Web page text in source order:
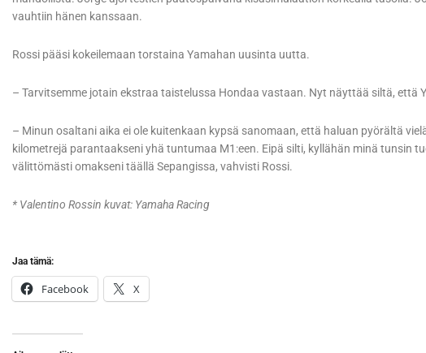
vauhtiin hänen kanssaan.
Rossi pääsi kokeilemaan torstaina Yamahan uusinta uutta.
– Tarvitsemme jotain ekstraa taistelussa Hondaa vastaan. Nyt näyttää siltä, että
– Minun osaltani aika ei ole kuitenkaan kypsä sanomaan, että haluan pyörältä
kilometrejä parantaakseni yhä tuntumaa M1:een. Eipä silti, kyllähän minä tunsin
välittömästi omakseni täällä Sepangissa, vahvisti Rossi.
* Valentino Rossin kuvat: Yamaha Racing
Jaa tämä:
Facebook X